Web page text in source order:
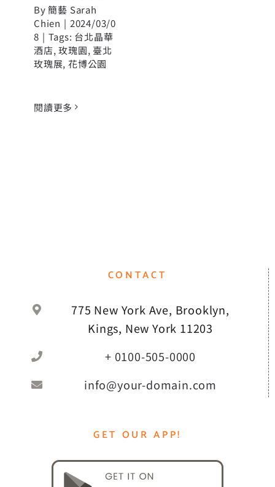
By簡藝 Sarah
Chien | 2024/03/0
8 | Tags: 台北晶華
酒店,玫瑰園, 臺北
玫瑰展,花博公園
閱讀更多
CONTACT
775 New York Ave, Brooklyn,
Kings, New York 11203
+ 0100-505-0000
info@your-domain.com
GET OUR APP!